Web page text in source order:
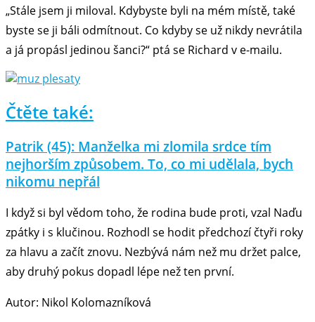
„Stále jsem ji miloval. Kdybyste byli na mém místě, také
byste se ji báli odmítnout. Co kdyby se už nikdy nevrátila
a já propásl jedinou šanci?“ ptá se Richard v e-mailu.
Čtěte také:
Patrik (45): Manželka mi zlomila srdce tím
nejhorším způsobem. To, co mi udělala, bych
nikomu nepřál
I když si byl vědom toho, že rodina bude proti, vzal Naďu
zpátky i s klučinou. Rozhodl se hodit předchozí čtyři roky
za hlavu a začít znovu. Nezbývá nám než mu držet palce,
aby druhý pokus dopadl lépe než ten první.
Autor: Nikol Kolomazníková